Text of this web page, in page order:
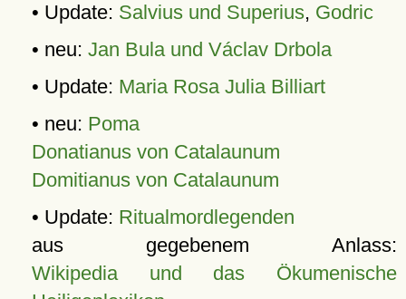
• Update: Salvius und Superius, Godric
• neu: Jan Bula und Václav Drbola
• Update: Maria Rosa Julia Billiart
• neu: Poma
Donatianus von Catalaunum
Domitianus von Catalaunum
• Update: Ritualmordlegenden
aus gegebenem Anlass:
Wikipedia und das Ökumenische